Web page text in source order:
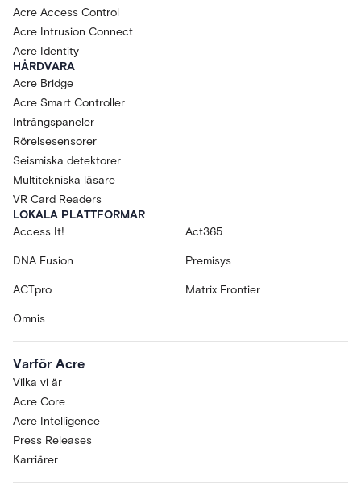
Acre Access Control
Acre Intrusion Connect
Acre Identity
HÅRDVARA
Acre Bridge
Acre Smart Controller
Intrångspaneler
Rörelsesensorer
Seismiska detektorer
Multitekniska läsare
VR Card Readers
LOKALA PLATTFORMAR
Access It!
Act365
DNA Fusion Premisys
ACTpro Matrix Frontier
Omnis
Varför Acre
Vilka vi är
Acre Core
Acre Intelligence
Press Releases
Karriärer